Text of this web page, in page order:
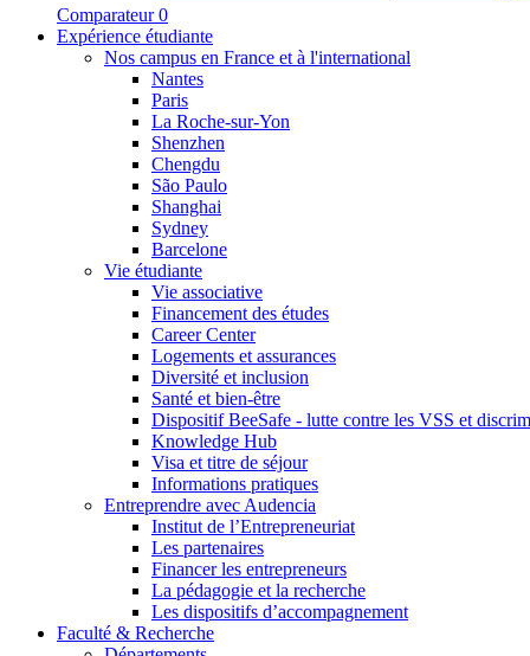
Comparateur 0
Expérience étudiante
Nos campus en France et à l'international
Nantes
Paris
La Roche-sur-Yon
Shenzhen
Chengdu
São Paulo
Shanghai
Sydney
Barcelone
Vie étudiante
Vie associative
Financement des études
Career Center
Logements et assurances
Diversité et inclusion
Santé et bien-être
Dispositif BeeSafe - lutte contre les VSS et
Knowledge Hub
Visa et titre de séjour
Informations pratiques
Entreprendre avec Audencia
Institut de l’Entrepreneuriat
Les partenaires
Financer les entrepreneurs
La pédagogie et la recherche
Les dispositifs d’accompagnement
Faculté & Recherche